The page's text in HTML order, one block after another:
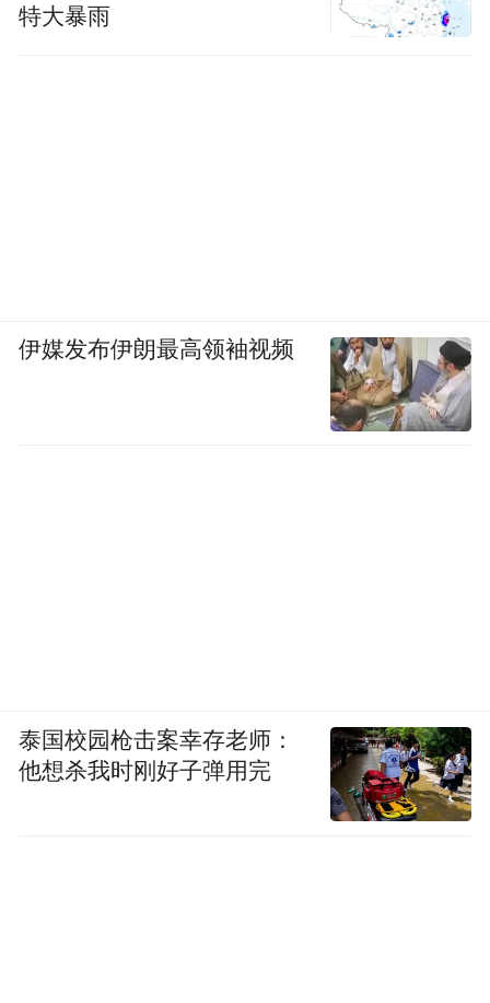
特大暴雨
伊媒发布伊朗最高领袖视频
泰国校园枪击案幸存老师：
他想杀我时刚好子弹用完